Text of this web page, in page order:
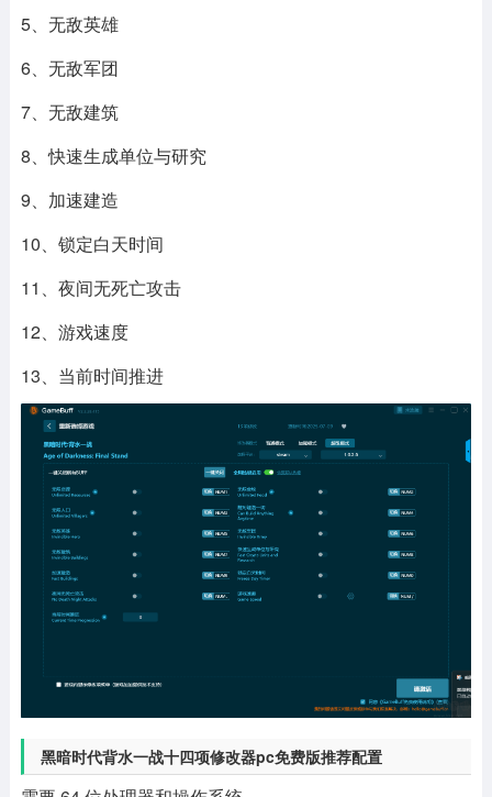
5、无敌英雄
6、无敌军团
7、无敌建筑
8、快速生成单位与研究
9、加速建造
10、锁定白天时间
11、夜间无死亡攻击
12、游戏速度
13、当前时间推进
黑暗时代背水一战十四项修改器pc免费版推荐配置